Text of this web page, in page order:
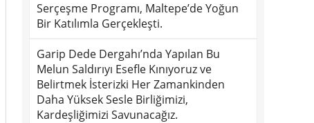
Serçeşme Programı, Maltepe’de Yoğun
Bir Katılımla Gerçekleşti.
Garip Dede Dergahı’nda Yapılan Bu
Melun Saldırıyı Esefle Kınıyoruz ve
Belirtmek İsterizki Her Zamankinden
Daha Yüksek Sesle Birliğimizi,
Kardeşliğimizi Savunacağız.